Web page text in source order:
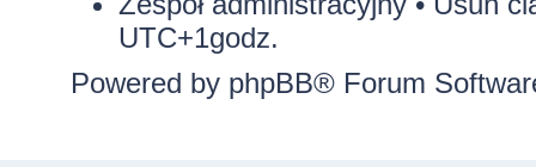
UTC+1godz.
Powered by phpBB® Forum